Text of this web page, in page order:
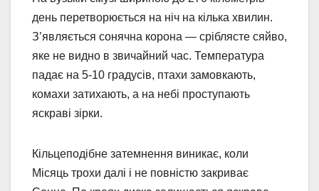
день перетворюється на ніч на кілька хвилин.
З’являється сонячна корона — сріблясте сяйво,
яке не видно в звичайний час. Температура
падає на 5-10 градусів, птахи замовкають,
комахи затихають, а на небі проступають
яскраві зірки.
Кільцеподібне затемнення виникає, коли
Місяць трохи далі і не повністю закриває